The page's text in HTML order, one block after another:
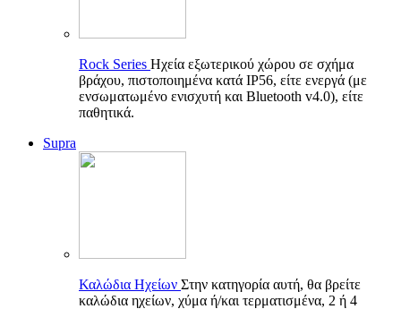
Rock Series Ηχεία εξωτερικού χώρου σε σχήμα
βράχου, πιστοποιημένα κατά IP56, είτε ενεργά (με
ενσωματωμένο ενισχυτή και Bluetooth v4.0), είτε
παθητικά.
Supra
Καλώδια Ηχείων Στην κατηγορία αυτή, θα βρείτε
καλώδια ηχείων, χύμα ή/και τερματισμένα, 2 ή 4